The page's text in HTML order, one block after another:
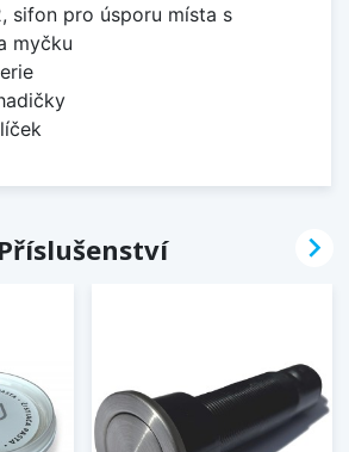
sifon pro úsporu místa s
myčku
Příslušenství 